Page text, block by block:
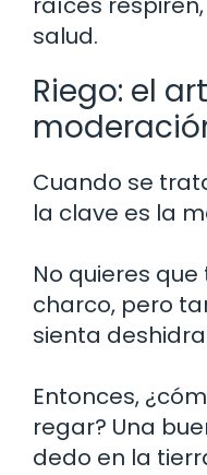
salud.
Riego: el
Cuando se
la clave es la
No quieres
charco, pero
sienta
Entonces,
regar? Una
dedo en la